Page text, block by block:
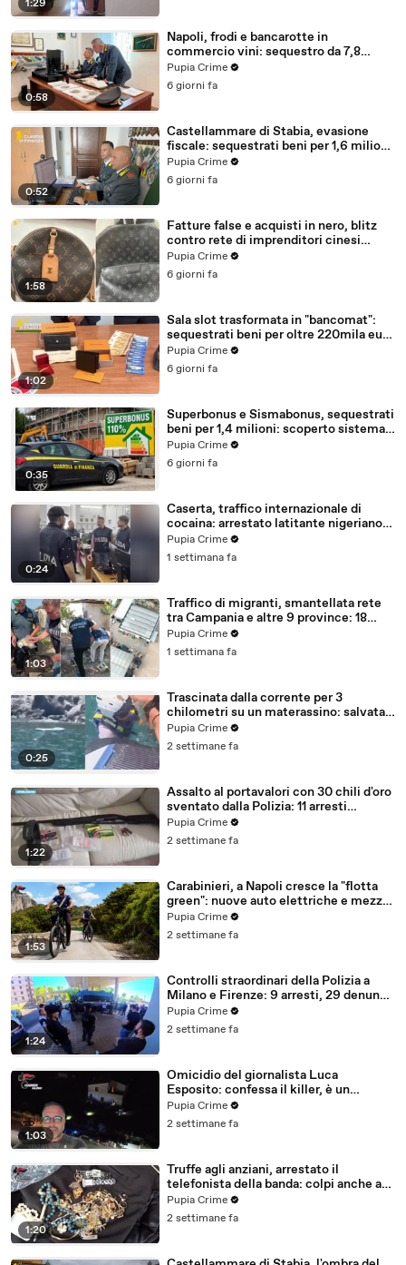
1:29
0:58
Napoli, frodi e bancarotte in
commercio vini: sequestro da 7,8
milioni (30.07.26)
Pupia Crime
6 giorni fa
0:52
Castellammare di Stabia, evasione
fiscale: sequestrati beni per 1,6 milioni
ad un consorzio navale (29.07.26)
Pupia Crime
6 giorni fa
1:58
Fatture false e acquisti in nero, blitz
contro rete di imprenditori cinesi
sequestri per 8,5 milioni (29.07.26)
Pupia Crime
6 giorni fa
1:02
Sala slot trasformata in "bancomat":
sequestrati beni per oltre 220mila euro
a due coniugi (29.07.26)
Pupia Crime
6 giorni fa
0:35
Superbonus e Sismabonus, sequestrati
beni per 1,4 milioni: scoperto sistema
con false abitazioni (29.07.26)
Pupia Crime
6 giorni fa
0:24
Caserta, traffico internazionale di
cocaina: arrestato latitante nigeriano
ricercato dal 2019 (28.07.26)
Pupia Crime
1 settimana fa
1:03
Traffico di migranti, smantellata rete
tra Campania e altre 9 province: 18
arresti (27.07.26)
Pupia Crime
1 settimana fa
0:25
Trascinata dalla corrente per 3
chilometri su un materassino: salvata
dalla Polizia (25.07.26)
Pupia Crime
2 settimane fa
1:22
Assalto al portavalori con 30 chili d'oro
sventato dalla Polizia: 11 arresti
(25.07.26)
Pupia Crime
2 settimane fa
1:53
Carabinieri, a Napoli cresce la "flotta
green": nuove auto elettriche e mezzi
sostenibili anche sulle isole (25.07.26)
Pupia Crime
2 settimane fa
1:24
Controlli straordinari della Polizia a
Milano e Firenze: 9 arresti, 29 denunce
e oltre 7mila persone identificate
(25.07.26)
Pupia Crime
2 settimane fa
1:03
Omicidio del giornalista Luca
Esposito: confessa il killer, è un
26enne tunisino (25.07.26)
Pupia Crime
2 settimane fa
1:20
Truffe agli anziani, arrestato il
telefonista della banda: colpi anche ad
Aversa, oltre 300mila euro il bottino
stimato (24.07.26)
Pupia Crime
2 settimane fa